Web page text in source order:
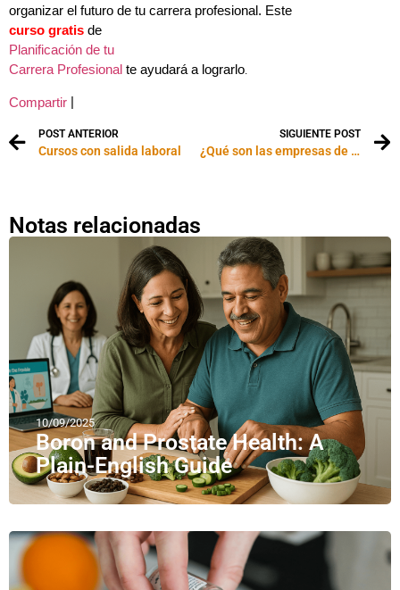
organizar el futuro de tu carrera profesional. Este
curso gratis de
Planificación de tu
Carrera Profesional te ayudará a lograrlo.
Compartir |
POST ANTERIOR
Cursos con salida laboral
SIGUIENTE POST
¿Qué son las empresas de trabajo temporal?
Notas relacionadas
10/09/2025
Boron and Prostate Health: A
Plain-English Guide